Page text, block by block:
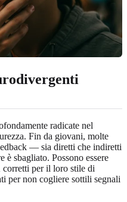
radicate nel
Fin da giovani, molte
— sia diretti che indiretti
sbagliato. Possono essere
corretti per il loro stile di
per non cogliere sottili segnali